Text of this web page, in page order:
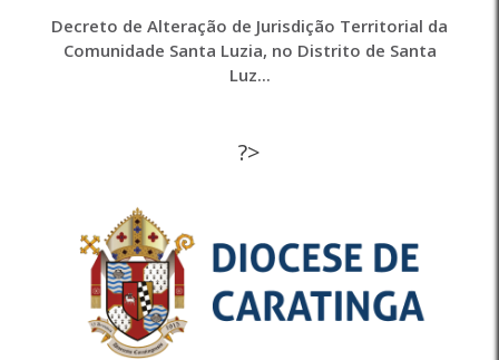
Decreto de Alteração de Jurisdição Territorial da
Comunidade Santa Luzia, no Distrito de Santa
Luz...
?>